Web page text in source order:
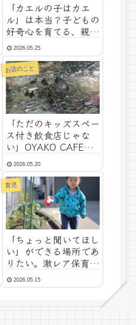
「カエルの子はカエ
ル」は本当？子どもの
好奇心を育てる、親
の“好き”の魔法
2026.05.25
お店のこと
「ただのキッズスペー
ス付き飲食店じゃな
い」OYAKO CAFE
MINIが大切にしてい
ること 〜その1〜
2026.05.20
育児
「ちょっと聞いてほし
い」ができる場所であ
りたい。激レア保育士
がお答えしています。
2026.05.15